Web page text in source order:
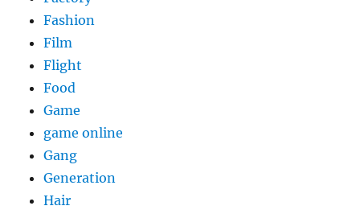
Fashion
Film
Flight
Food
Game
game online
Gang
Generation
Hair